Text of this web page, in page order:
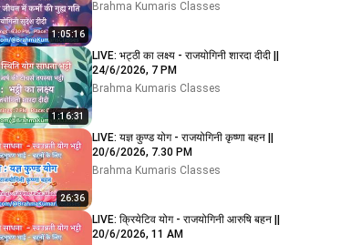
1:05:16
Brahma Kumaris Classes
1:16:31
LIVE: भट्ठी का लक्ष्य - राजयोगिनी शारदा दीदी ||
24/6/2026, 7 PM
Brahma Kumaris Classes
26:36
LIVE: यज्ञ कुण्ड योग - राजयोगिनी कृष्णा बहन ||
20/6/2026, 7.30 PM
Brahma Kumaris Classes
LIVE: क्रियेटिव योग - राजयोगिनी आरुषि बहन ||
20/6/2026, 11 AM